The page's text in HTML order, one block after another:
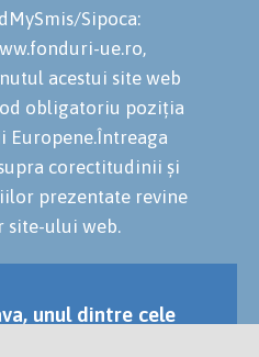
Sipoca:
ue.ro,
acestui site web
obligatoriu poziția
Europene.Întreaga
corectitudinii și
prezentate revine
ului web.
unul dintre cele